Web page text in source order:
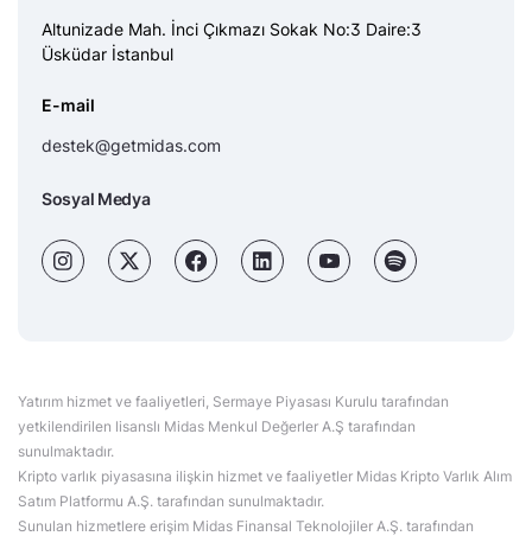
Altunizade Mah. İnci Çıkmazı Sokak No:3 Daire:3
Üsküdar İstanbul
E-mail
destek@getmidas.com
Sosyal Medya
Yatırım hizmet ve faaliyetleri, Sermaye Piyasası Kurulu tarafından
yetkilendirilen lisanslı Midas Menkul Değerler A.Ş tarafından
sunulmaktadır.
Kripto varlık piyasasına ilişkin hizmet ve faaliyetler Midas Kripto Varlık Alım
Satım Platformu A.Ş. tarafından sunulmaktadır.
Sunulan hizmetlere erişim Midas Finansal Teknolojiler A.Ş. tarafından